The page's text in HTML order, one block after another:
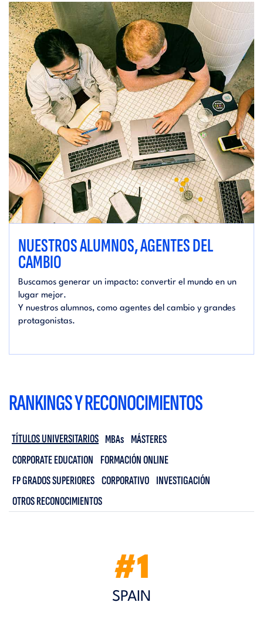
NUESTROS ALUMNOS, AGENTES DEL
CAMBIO
Buscamos generar un impacto: convertir el mundo en un
lugar mejor.
Y nuestros alumnos, como agentes del cambio y grandes
protagonistas.
RANKINGS Y RECONOCIMIENTOS
TÍTULOS UNIVERSITARIOS MBAs MÁSTERES
CORPORATE EDUCATION FORMACIÓN ONLINE
FP GRADOS SUPERIORES CORPORATIVO INVESTIGACIÓN
OTROS RECONOCIMIENTOS
#1
SPAIN